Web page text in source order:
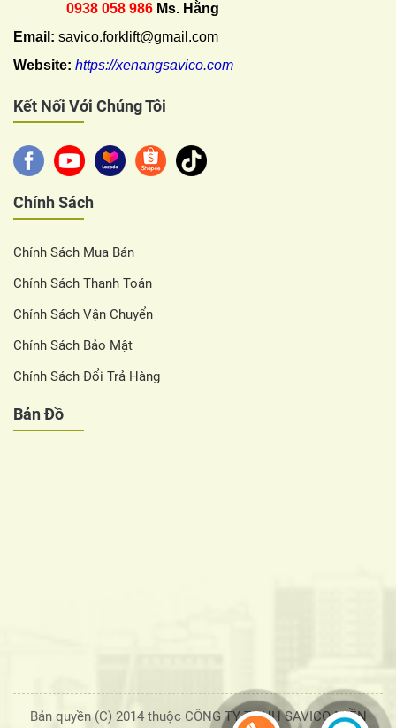
0938 058 986 Ms. Hằng
Email: savico.forklift@gmail.com
Website: https://xenangsavico.com
Kết Nối Với Chúng Tôi
Chính Sách
Chính Sách Mua Bán
Chính Sách Thanh Toán
Chính Sách Vận Chuyển
Chính Sách Bảo Mật
Chính Sách Đổi Trả Hàng
Bản Đồ
Bản quyền (C) 2014 thuộc CÔNG TY TNHH SAVICO MIỀN